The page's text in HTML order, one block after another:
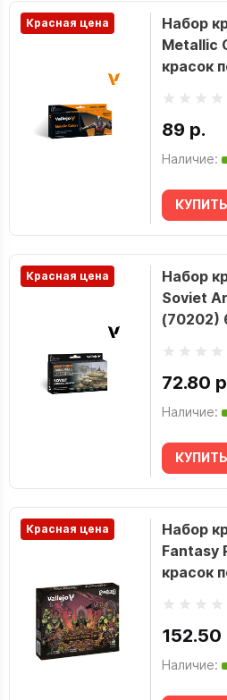
Красная цена
Набор
Metallic
красок
89 р.
Наличие:
КУПИТЬ
Красная цена
Набор
Soviet
(70202)
72.80
Наличие:
КУПИТЬ
Красная цена
Набор
Fantasy
красок
152.50
Наличие: